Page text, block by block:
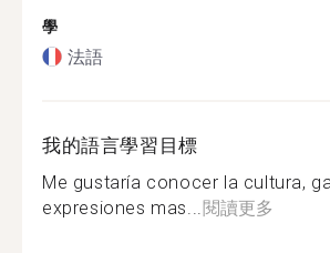
學
法語
我的語言學習目標
Me gustaría conocer la cultura,
expresiones mas... 閱讀更多